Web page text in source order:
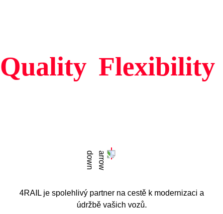
Quality Flexibility
4RAIL je spolehlivý partner na cestě k modernizaci a
údržbě vašich vozů.